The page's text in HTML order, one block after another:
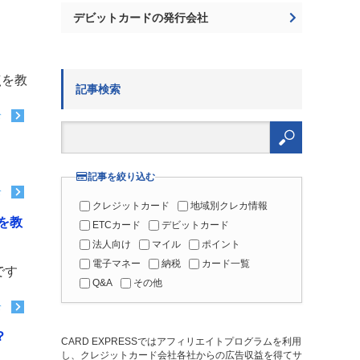
教
教
す
デビットカードの発行会社
記事検索
検
記事を絞り込む
クレジットカード
地域別クレカ情報
ETCカード
デビットカード
法人向け
マイル
ポイント
電子マネー
納税
カード一覧
Q&A
その他
CARD EXPRESSではアフィリエイトプログラムを利用
し、クレジットカード会社各社からの広告収益を得てサ